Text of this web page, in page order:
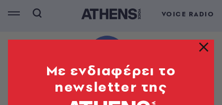
VOICE RADIO
Mε ενδιαφέρει το
newsletter της